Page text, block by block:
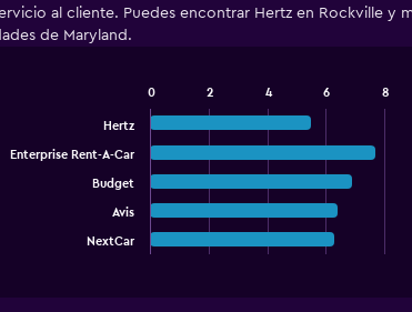
al cliente. Puedes encontrar Hertz en Rockville y
de Maryland.
Hertz
Enterprise Rent-A-Car
Budget
Avis
NextCar
0 2 4 6 8